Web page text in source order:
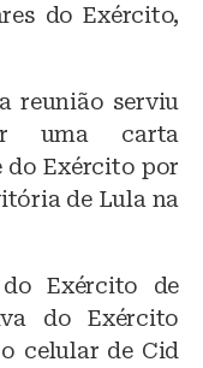
do Exército,
reunião serviu
uma carta
do Exército por
de Lula na
Exército de
do Exército
celular de Cid